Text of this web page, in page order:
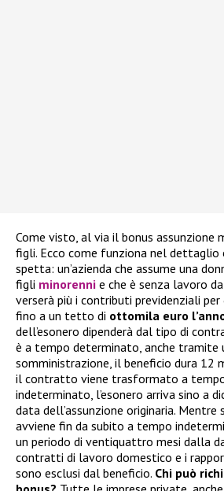
Come visto, al via il bonus assunzione
figli. Ecco come funziona nel dettaglio
spetta: un’azienda che assume una
figli minorenni e che è senza lavoro
verserà più i contributi previdenziali
fino a un tetto di ottomila euro
dell’esonero dipenderà dal tipo di
è a tempo determinato, anche tramite
somministrazione, il beneficio dura 12
il contratto viene trasformato a
indeterminato, l’esonero arriva sino a
data dell’assunzione originaria. Mentre
avviene fin da subito a tempo
un periodo di ventiquattro mesi dalla
contratti di lavoro domestico e i
sono esclusi dal beneficio. Chi può